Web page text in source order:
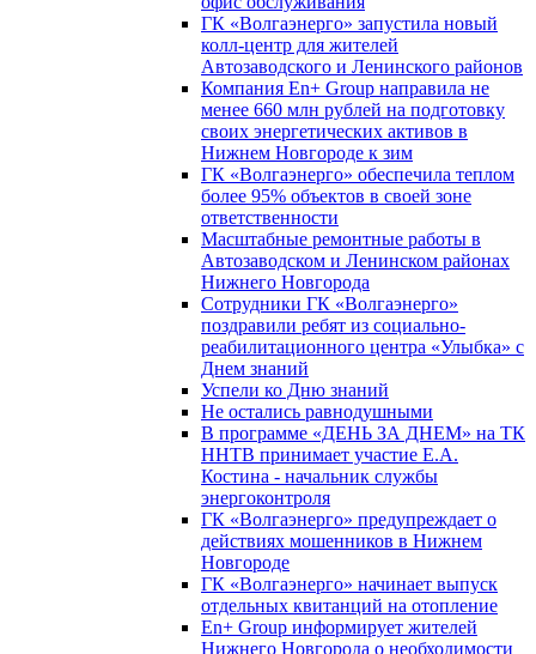
ГК «Волгаэнерго» запустила новый
колл-центр для жителей
Автозаводского и Ленинского районов
Компания En+ Group направила не
менее 660 млн рублей на подготовку
своих энергетических активов в
Нижнем Новгороде к зим
ГК «Волгаэнерго» обеспечила теплом
более 95% объектов в своей зоне
ответственности
Масштабные ремонтные работы в
Автозаводском и Ленинском районах
Нижнего Новгорода
Сотрудники ГК «Волгаэнерго»
поздравили ребят из социально-
реабилитационного центра «Улыбка» с
Днем знаний
Успели ко Дню знаний
Не остались равнодушными
В программе «ДЕНЬ ЗА ДНЕМ» на ТК
ННТВ принимает участие Е.А.
Костина - начальник службы
энергоконтроля
ГК «Волгаэнерго» предупреждает о
действиях мошенников в Нижнем
Новгороде
ГК «Волгаэнерго» начинает выпуск
отдельных квитанций на отопление
En+ Group информирует жителей
Нижнего Новгорода о необходимости